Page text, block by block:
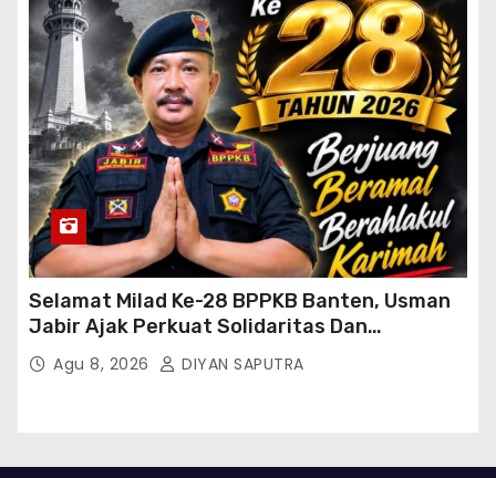
Selamat Milad Ke-28 BPPKB Banten, Usman
Jabir Ajak Perkuat Solidaritas Dan
Kebersamaan
Agu 8, 2026 DIYAN SAPUTRA